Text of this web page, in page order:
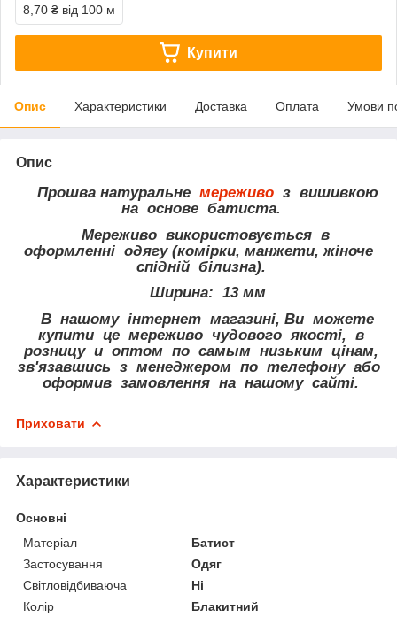
8,70 ₴ від 100 м
Купити
Опис Характеристики Доставка Оплата Умови
Опис
Прошва натуральне мереживоз вишивкою
на основе батиста.
Мереживо використовується в
оформленні одягу (комірки, манжети, жіноче
спідній білизна).
Ширина: 13 мм
В нашому інтернет магазині, Ви можете
купити це мереживо чудового якості, в
розницу и оптом по самым низьким цінам,
зв'язавшись з менеджером по телефону або
оформив замовлення на нашому сайті.
Приховати
Характеристики
Основні
Матеріал
Батист
Застосування
Одяг
Світловідбиваюча
Ні
Колір
Блакитний